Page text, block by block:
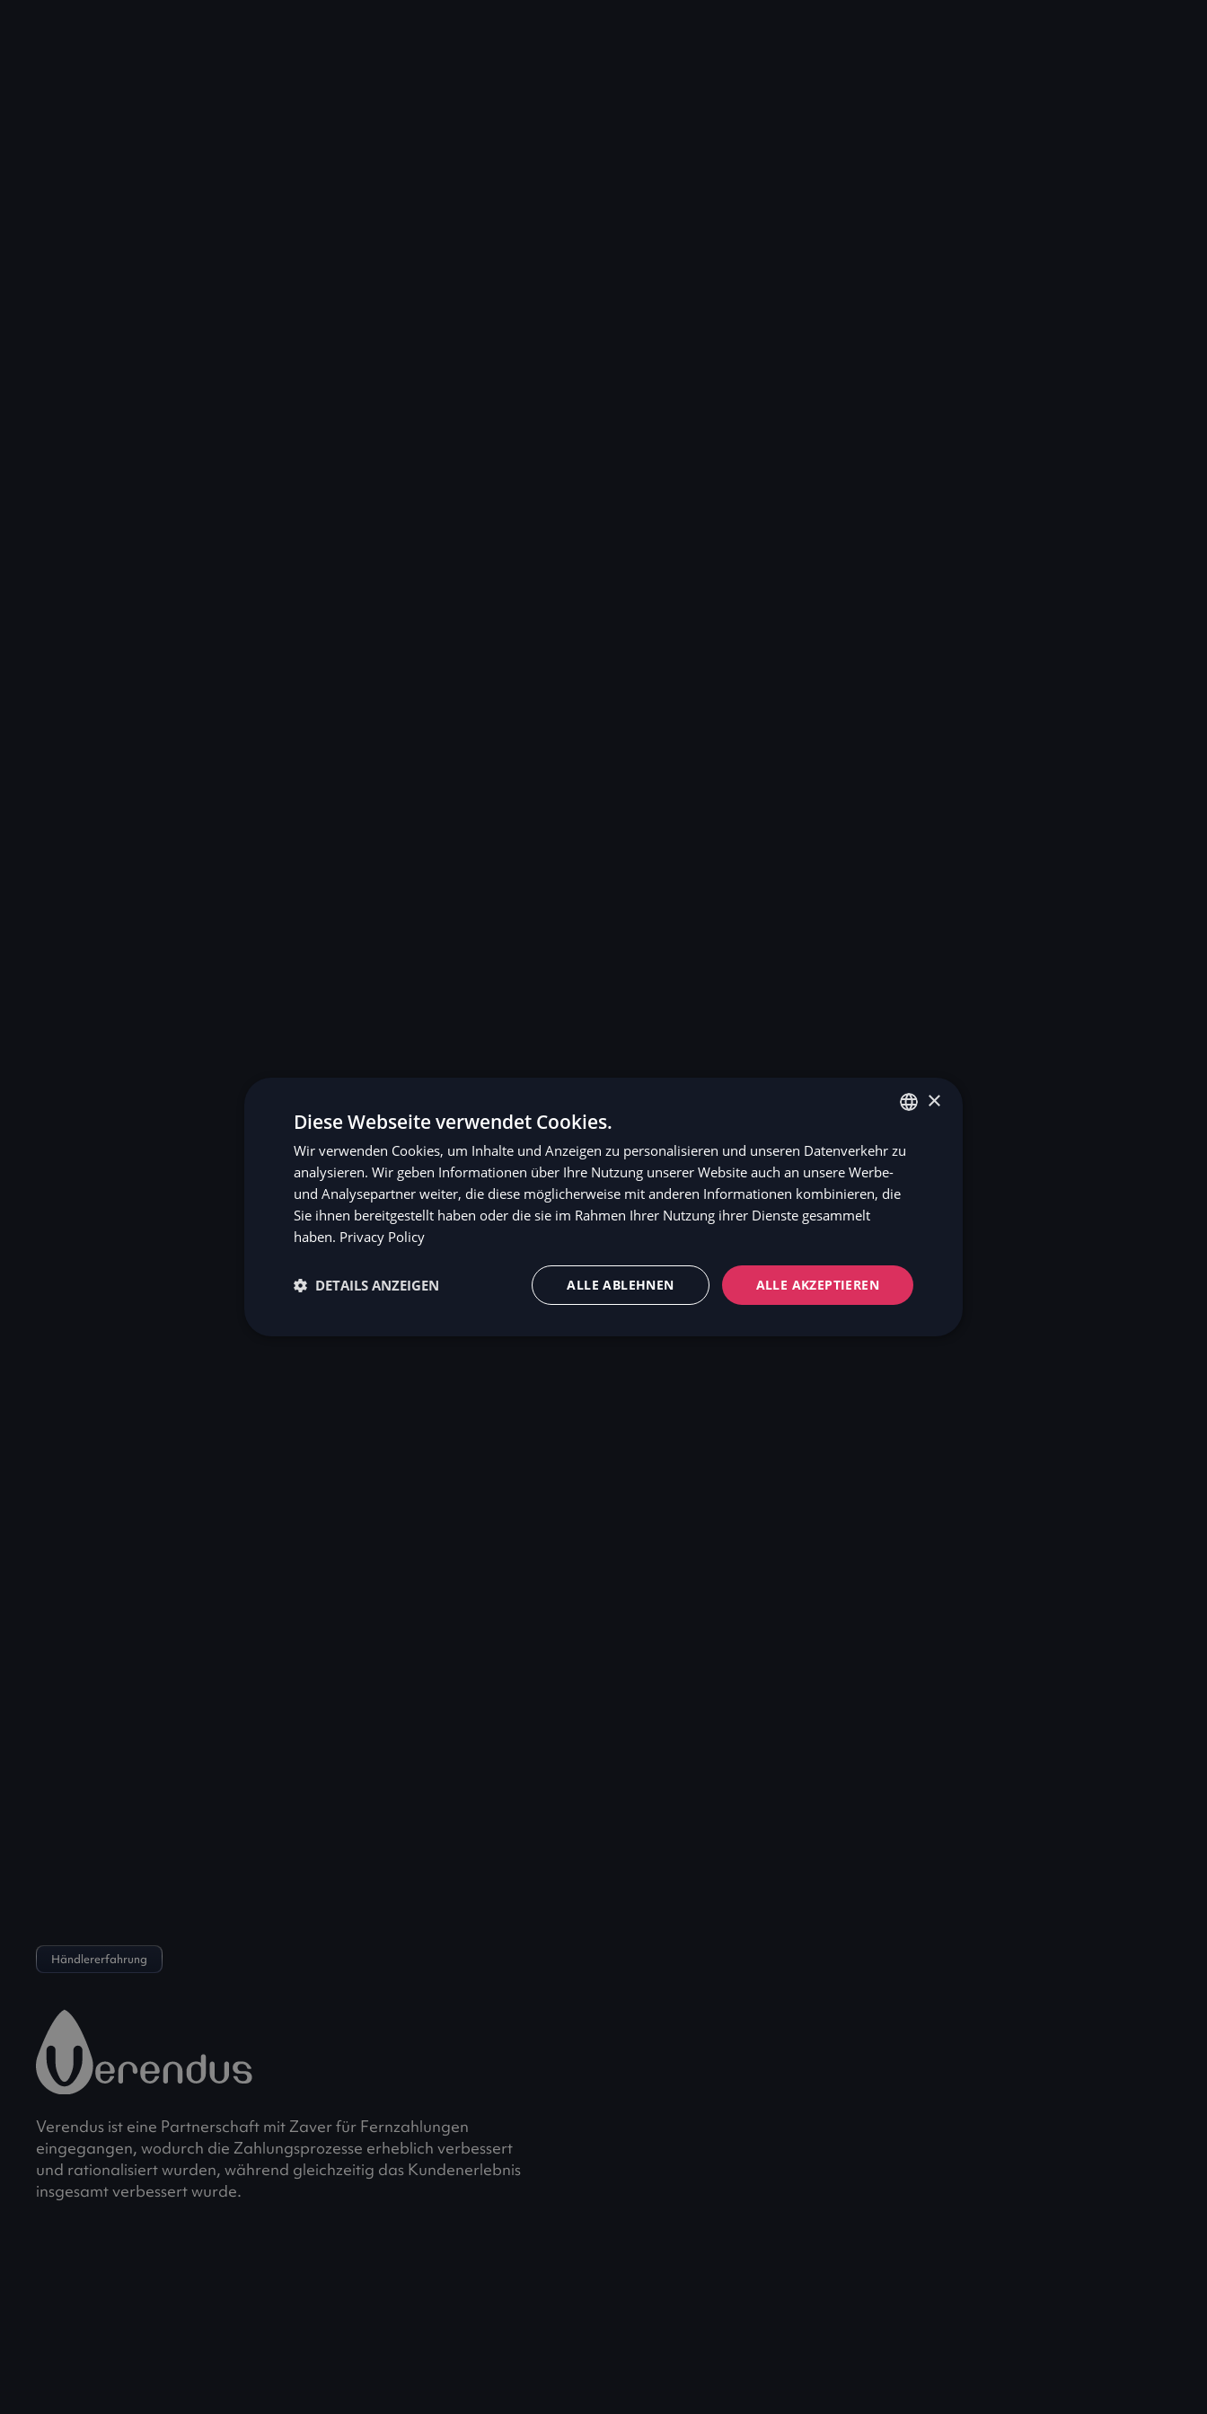
Händlererfahrung
Verendus ist eine Partnerschaft mit Zaver für Fernzahlungen
eingegangen, wodurch die Zahlungsprozesse erheblich verbessert
und rationalisiert wurden, während gleichzeitig das Kundenerlebnis
insgesamt verbessert wurde.
ENGLISH
SV
×
Diese Webseite verwendet Cookies.
Wir verwenden Cookies, um Inhalte und Anzeigen zu personalisieren und unseren Datenverkehr zu
analysieren. Wir geben Informationen über Ihre Nutzung unserer Website auch an unsere Werbe-
und Analysepartner weiter, die diese möglicherweise mit anderen Informationen kombinieren, die
Sie ihnen bereitgestellt haben oder die sie im Rahmen Ihrer Nutzung ihrer Dienste gesammelt
haben. Privacy Policy
ALLE AKZEPTIEREN
ALLE ABLEHNEN
DETAILS ANZEIGEN